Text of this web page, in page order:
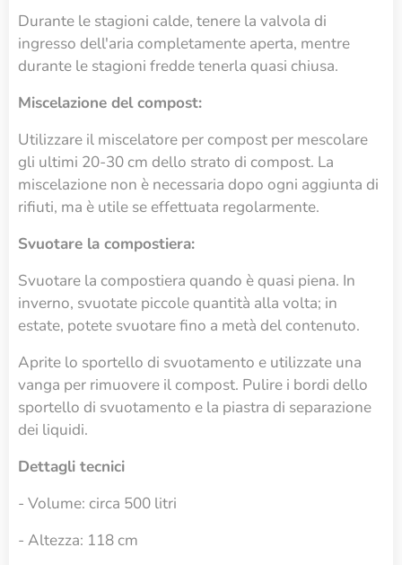
Durante le stagioni calde, tenere la valvola di
ingresso dell'aria completamente aperta, mentre
durante le stagioni fredde tenerla quasi chiusa.
Miscelazione del compost:
Utilizzare il miscelatore per compost per mescolare
gli ultimi 20-30 cm dello strato di compost. La
miscelazione non è necessaria dopo ogni aggiunta di
rifiuti, ma è utile se effettuata regolarmente.
Svuotare la compostiera:
Svuotare la compostiera quando è quasi piena. In
inverno, svuotate piccole quantità alla volta; in
estate, potete svuotare fino a metà del contenuto.
Aprite lo sportello di svuotamento e utilizzate una
vanga per rimuovere il compost. Pulire i bordi dello
sportello di svuotamento e la piastra di separazione
dei liquidi.
Dettagli tecnici
- Volume: circa 500 litri
- Altezza: 118 cm